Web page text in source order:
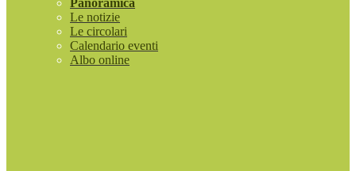
Panoramica
Le notizie
Le circolari
Calendario eventi
Albo online